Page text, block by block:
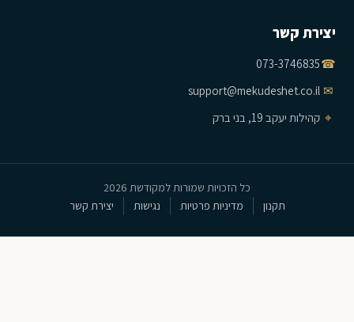
יצירת קשר
☎
073-3746835
✉
support@mekudeshet.co.il
⌖ קהילות יעקב 19, בני ברק
כל הזכויות שמורות למקודשת 2026
תקנון
מדיניות פרטיות נגישות יצירת קשר